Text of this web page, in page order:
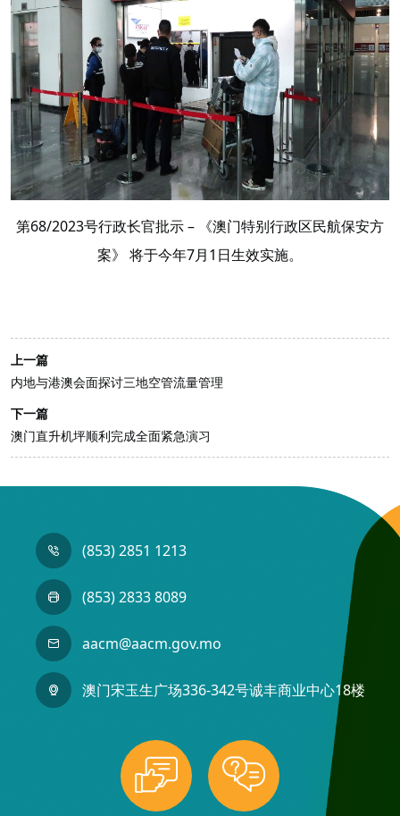
第68/2023号行政长官批示 – 《澳门特别行政区民航保安方
案》 将于今年7月1日生效实施。
上一篇
内地与港澳会面探讨三地空管流量管理
下一篇
澳门直升机坪顺利完成全面紧急演习
(853) 2851 1213
(853) 2833 8089
aacm@aacm.gov.mo
澳门宋玉生广场336-342号诚丰商业中心18楼